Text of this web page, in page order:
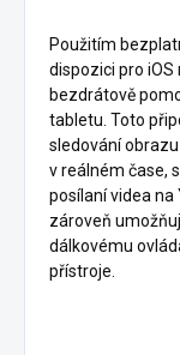
Použitím
dispozici pro
bezdrátově
tabletu. Toto
sledování
v reálném čase,
posílaní videa na
zároveň
dálkovému
přístroje.